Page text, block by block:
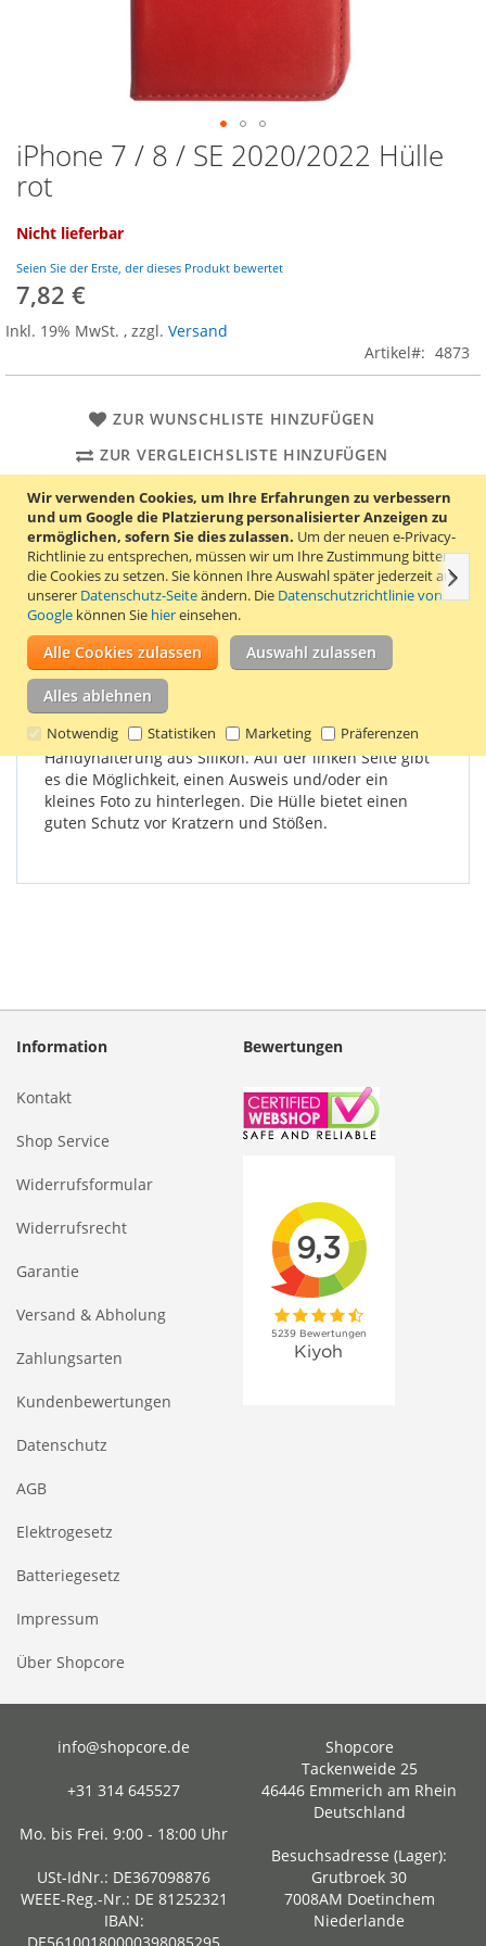
Wir verwenden Cookies, um Ihre Erfahrungen zu verbessern
und um Google die Platzierung personalisierter Anzeigen zu
ermöglichen, sofern Sie dies zulassen. Um der neuen e-Privacy-
Richtlinie zu entsprechen, müssen wir um Ihre Zustimmung bitten,
die Cookies zu setzen.Sie können Ihre Auswahl später jederzeit auf
unserer Datenschutz-Seiteändern. Die Datenschutzrichtlinie von
Google können Sie hiereinsehen.
Alle Cookies zulassen Auswahl zulassen
Alles ablehnen
Notwendig Statistiken Marketing Präferenzen
Zum
Anfang
der
springen
iPhone 7 / 8 / SE 2020/2022 Hülle
rot
Nicht lieferbar
Seien Sie der Erste, der dieses Produkt bewertet
7,82 €
Inkl. 19% MwSt. , zzgl. Versand
Artikel
4873
ZUR WUNSCHLISTE HINZUFÜGEN
ZUR VERGLEICHSLISTE HINZUFÜGEN
Stylische Klapphülle für iPhone 7, iPhone 8, iPhone SE (2020)
und iPhone SE (2022). Farbe Rot.
Einzelheiten Produkteigenschaften Bewertungen
Die Außenseite der Handyhülle besteht aus
Kunstleder. Die Handyhülle ist mit einem
Magnetverschluss ausgestattet, der das Öffnen und
Schließen der Hülle erleichtert. Auf der rechten Seite
der Innenseite der Hülle befindet sich eine
Handyhalterung aus Silikon. Auf der linken Seite gibt
es die Möglichkeit, einen Ausweis und/oder ein
kleines Foto zu hinterlegen. Die Hülle bietet einen
guten Schutz vor Kratzern und Stößen.
Information
Kontakt
Shop Service
Widerrufsformular
Widerrufsrecht
Garantie
Versand & Abholung
Zahlungsarten
Kundenbewertungen
Datenschutz
AGB
Elektrogesetz
Batteriegesetz
Impressum
Über Shopcore
Bewertungen
info@shopcore.de
+31 314 645527
Mo. bis Frei. 9:00 - 18:00 Uhr
USt-IdNr.: DE367098876
WEEE-Reg.-Nr.: DE 81252321
IBAN:
Shopcore
Tackenweide 25
46446 Emmerich am Rhein
Deutschland
Besuchsadresse (Lager):
Grutbroek 30
7008AM Doetinchem
Niederlande